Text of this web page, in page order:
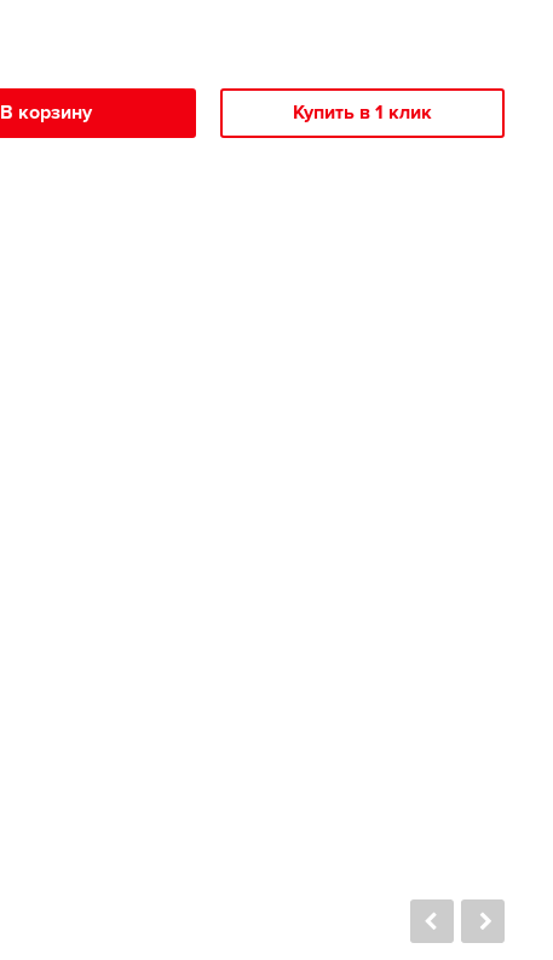
В корзину Купить в 1 клик